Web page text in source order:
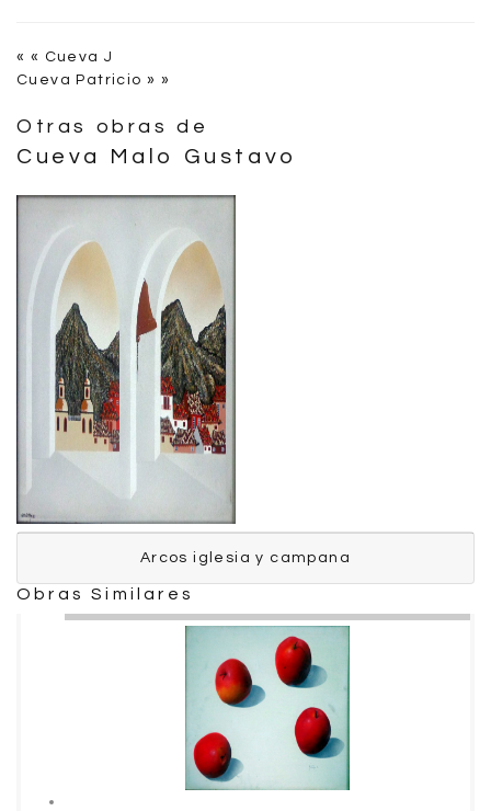
« « Cueva J
Cueva Patricio » »
Otras obras de
Cueva Malo Gustavo
Cueva Malo Gustavo
Arcos iglesia y campana
Obras Similares